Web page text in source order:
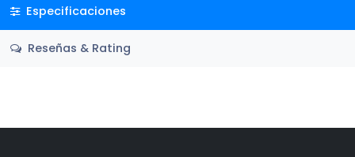
Especificaciones
Reseñas & Rating